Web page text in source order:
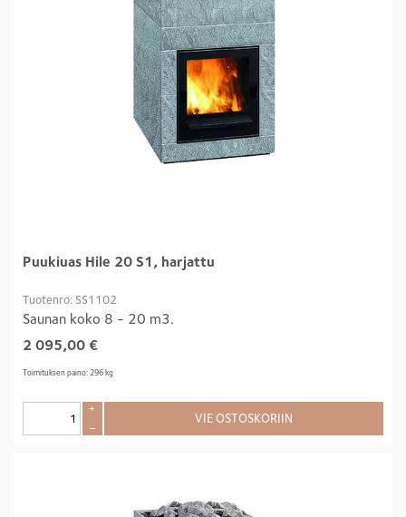
Puukiuas Hile 20 S1, harjattu
Tuotenro: SS1102
Saunan koko 8 - 20 m3.
2 095,00 €
Toimituksen paino: 296 kg
+
–
VIE OSTOSKORIIN